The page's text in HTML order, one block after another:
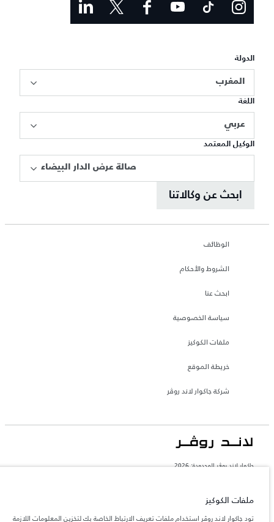
الدولة
المغرب
اللغة
عربي
الوكيل المعتمد
صالة عرض الدار البيضاء
ابحث عن وكالاتنا
الوظائف
الشروط والأحكام
ابحث عنا
سياسة الخصوصية
ملفات الكوكيز
خريطة الموقع
شركة جاكوار لاند روڤر
جاكوار لاند روڨر المحدودة: 2026
تعكس الأوزان المذكورة مواصفات السيارة القياسية. سوف تؤثر الإكسسوارات وغيرها من
العناصر المثبتة بعد نقطة التصنيع في الحمولة. تأكد من عدم تجاوز الوزن الإجمالي للسيارة
والحمولة.
ملفات الكوكيز
تود جاكوار لاند روڤر استخدام ملفات تعريف الارتباط الخاصة بك لتخزين المعلومات اللازمة